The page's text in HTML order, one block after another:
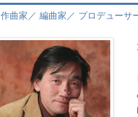
作曲家／ 編曲家／ プロデューサ